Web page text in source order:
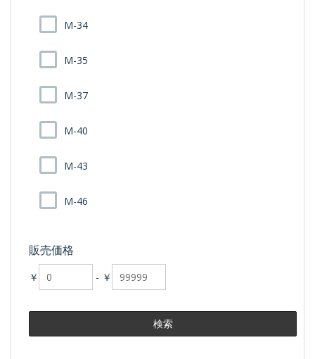
M-34
M-35
M-37
M-40
M-43
M-46
販売価格
￥ - ￥